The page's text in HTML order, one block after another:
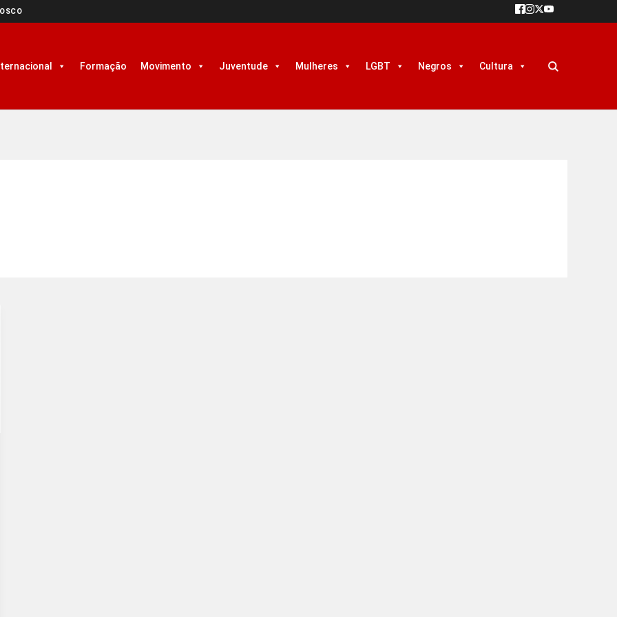
Formação Movimento Juventude Mulheres LGBT Negros Cultura